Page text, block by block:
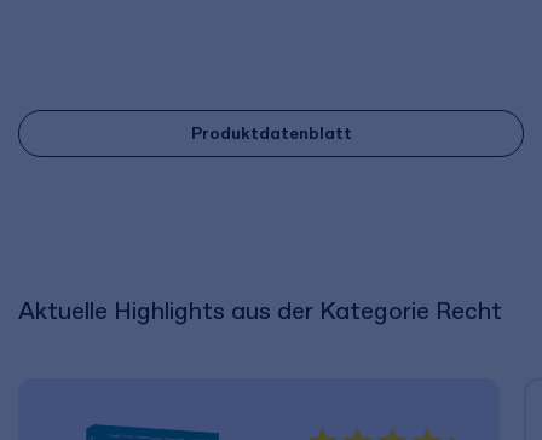
Produktdatenblatt
Aktuelle Highlights aus der Kategorie Recht